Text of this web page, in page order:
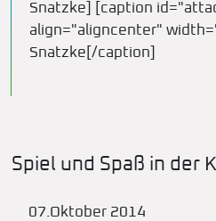
Snatzke] [caption
align="aligncenter"
Snatzke[/caption]
Spiel und Spaß in der
07.Oktober 2014